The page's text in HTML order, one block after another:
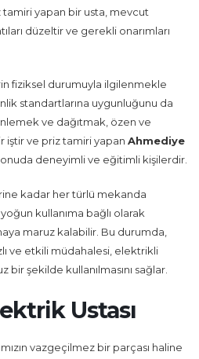
yapan bir usta, mevcut
düzeltir ve gerekli onarımları
fiziksel durumuyla ilgilenmekle
standartlarına uygunluğunu da
ve dağıtmak, özen ve
ve priz tamiri yapan Ahmediye
deneyimli ve eğitimli kişilerdir.
kadar her türlü mekanda
kullanıma bağlı olarak
maruz kalabilir. Bu durumda,
ve etkili müdahalesi, elektrikli
bir şekilde kullanılmasını sağlar.
Ustası
vazgeçilmez bir parçası haline